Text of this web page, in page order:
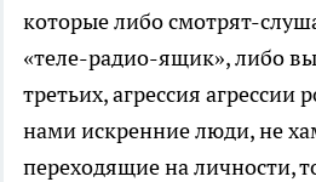
которые либо смотрят-
«теле-радио-ящик», либо
третьих, агрессия агрессии
нами искренние люди, не
переходящие на личности,